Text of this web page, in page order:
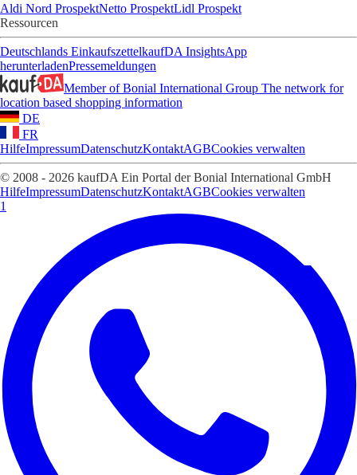
Aldi Nord ProspektNetto ProspektLidl Prospekt
Ressourcen
Deutschlands EinkaufszettelkaufDA InsightsApp
herunterladenPressemeldungen
Member of Bonial International Group The network for
location based shopping information
DE
FR
HilfeImpressumDatenschutzKontaktAGBCookies verwalten
© 2008 - 2026 kaufDA Ein Portal der Bonial International GmbH
HilfeImpressumDatenschutzKontaktAGBCookies verwalten
1